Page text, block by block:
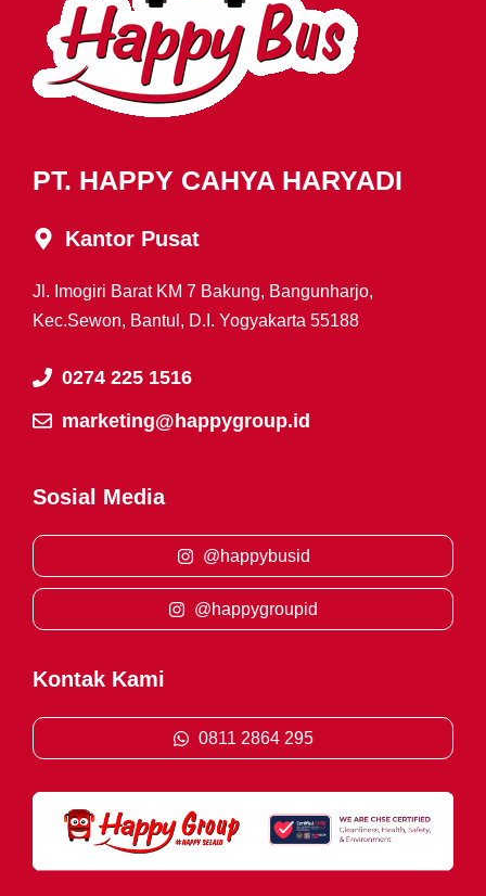
PT. HAPPY CAHYA HARYADI
Kantor Pusat
Jl. Imogiri Barat KM 7 Bakung, Bangunharjo,
Kec.Sewon, Bantul, D.I. Yogyakarta 55188
0274 225 1516
marketing@happygroup.id
Sosial Media
@happybusid
@happygroupid
Kontak Kami
0811 2864 295